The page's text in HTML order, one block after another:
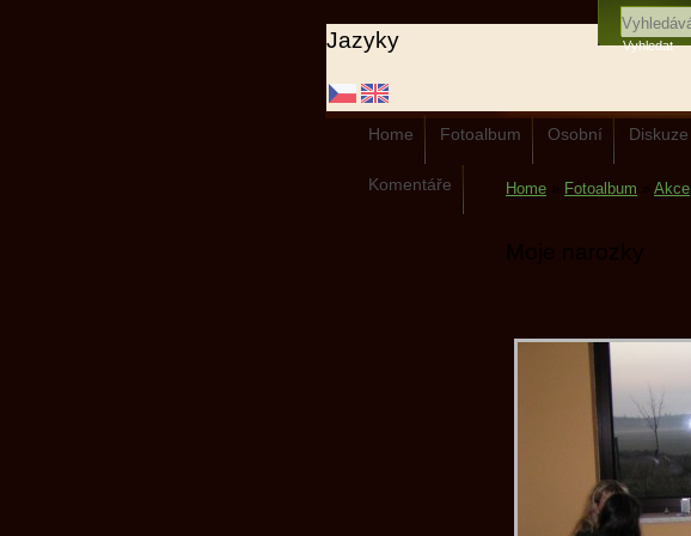
Jazyky
Home Fotoalbum Osobní Diskuze
Komentáře Home Fotoalbum Akce
Moje narozky